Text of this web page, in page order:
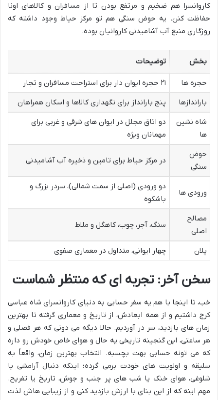
کاروانسرا هم ضخیم و مرتفع بودن تا از مسافران و کالاهای اونا
حفاظت کنن. یه حوض سنگی هم تو مرکز حیاط وجود داشته که
روزگاری منبع آب آشامیدنی کاروانیان بوده.
بخش توضیحات
حجره ها
۲۱ حجره ایوان دار برای استراحت مسافران و تجار
باراندازها
پنج بارانداز برای نگهداری کالاها و اسکان همراهان
شاه نشین
ها
دو اتاق مجلل در ایوان های شرقی و غربی برای
مهمانان ویژه
حوض
سنگی
در مرکز حیاط برای تامین و ذخیره آب آشامیدنی
ورودی ها
دو ورودی (اصلی از سمت شمالی)، سردر بزرگ و
باشکوه
مصالح
اصلی
سنگ، آجر، چوب، کاهگل و ملاط
پلان چهار ایوانی، متداول در معماری صفوی
سخن آخر: تجربه ای که منتظر شماست
خب، تا اینجا با هم یه سفر حسابی به دنیای کاروانسرای شاه عباسی
کرج داشتیم و از همه ابعادش، از تاریخ و معماری گرفته تا بهترین
زمان های بازدید، سر در آوردیم. حالا دیگه می دونی که هر فصلی و
هر ساعتی، این گنجینه تاریخی یه حال و هوای خاص خودش رو داره
که می تونه حسابی بهت بچسبه. انتخاب بهترین زمان، واقعاً به
سلیقه و اولویت های خودت برمی گرده؛ اینکه دنبال آرامشی یا
شلوغی، هوای خنک یا شب های پر جنب و جوش، تاریخ یا تفریح.
مهم اینه که از این بنای با ارزش بازدید کنی و از زیبایی هاش لذت